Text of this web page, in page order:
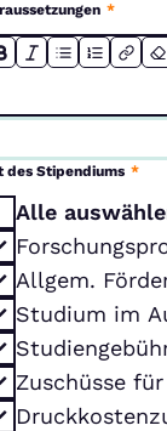
*
des Stipendiums *
Alle
Allgem.
Studium im
Zuschüsse